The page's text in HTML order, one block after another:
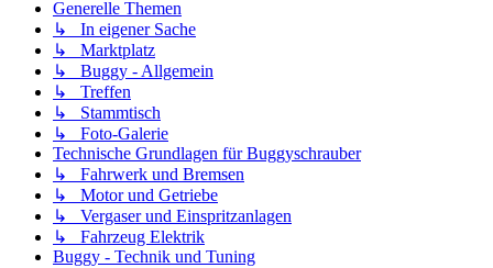
Generelle Themen
↳ In eigener Sache
↳ Marktplatz
↳ Buggy - Allgemein
↳ Treffen
↳ Stammtisch
↳ Foto-Galerie
Technische Grundlagen für Buggyschrauber
↳ Fahrwerk und Bremsen
↳ Motor und Getriebe
↳ Vergaser und Einspritzanlagen
↳ Fahrzeug Elektrik
Buggy - Technik und Tuning